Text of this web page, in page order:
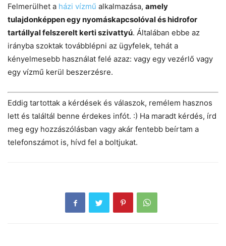
Felmerülhet a házi vízmű alkalmazása, amely
tulajdonképpen egy nyomáskapcsolóval és hidrofor
tartállyal felszerelt kerti szivattyú. Általában ebbe az
irányba szoktak továbblépni az ügyfelek, tehát a
kényelmesebb használat felé azaz: vagy egy vezérlő vagy
egy vízmű kerül beszerzésre.
Eddig tartottak a kérdések és válaszok, remélem hasznos
lett és találtál benne érdekes infót. :) Ha maradt kérdés, írd
meg egy hozzászólásban vagy akár fentebb beírtam a
telefonszámot is, hívd fel a boltjukat.